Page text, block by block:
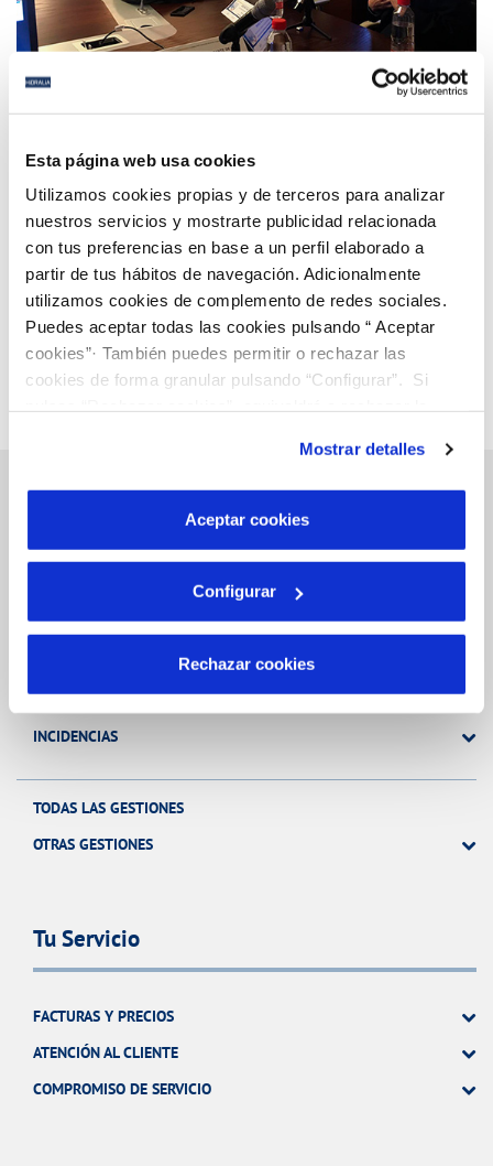
Esta página web usa cookies
Utilizamos cookies propias y de terceros para analizar
nuestros servicios y mostrarte publicidad relacionada
con tus preferencias en base a un perfil elaborado a
partir de tus hábitos de navegación. Adicionalmente
utilizamos cookies de complemento de redes sociales.
Puedes aceptar todas las cookies pulsando “ Aceptar
cookies”· También puedes permitir o rechazar las
cookies de forma granular pulsando “Configurar”. Si
son indispensables para que el sitio web funcione y que
por tanto no se pueden desactivar. Puedes consultar
más información en nuestraPolítica de Cookies
Mostrar detalles
Aceptar cookies
Configurar
Rechazar cookies
Suez España e Hidralia, modelos de gestión
paso por Sevilla
Página 93 de 112
Anterior Siguiente
Gestiones Online
FACTURAS, PAGOS Y CONSUMOS
MODIFICACIÓN DE DATOS
INCIDENCIAS
TODAS LAS GESTIONES
OTRAS GESTIONES
Tu Servicio
FACTURAS Y PRECIOS
ATENCIÓN AL CLIENTE
COMPROMISO DE SERVICIO